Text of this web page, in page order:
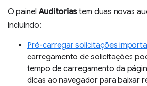
O painelAuditoriastem duas novas
incluindo:
Pré-carregar solicitações
carregamento de solicitações
tempo de carregamento da
dicas ao navegador para baixar